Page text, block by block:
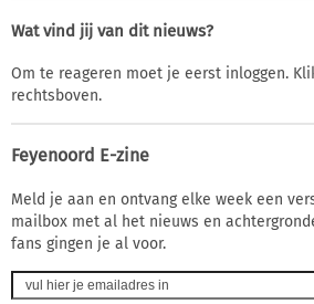
Wat vind jij van dit nieuws?
Om te reageren moet je eerst inloggen.
rechtsboven.
Feyenoord E-zine
Meld je aan en ontvang elke week een
mailbox met al het nieuws en
fans gingen je al voor.